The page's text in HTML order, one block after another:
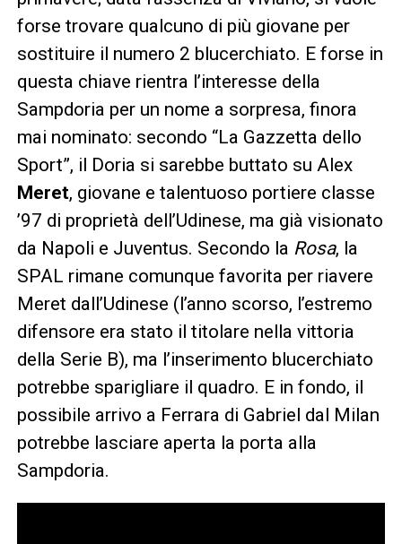
forse trovare qualcuno di più giovane per
sostituire il numero 2 blucerchiato. E forse in
questa chiave rientra l’interesse della
Sampdoria per un nome a sorpresa, finora
mai nominato: secondo “La Gazzetta dello
Sport”, il Doria si sarebbe buttato su Alex
Meret, giovane e talentuoso portiere classe
’97 di proprietà dell’Udinese, ma già visionato
da Napoli e Juventus. Secondo la Rosa, la
SPAL rimane comunque favorita per riavere
Meret dall’Udinese (l’anno scorso, l’estremo
difensore era stato il titolare nella vittoria
della Serie B), ma l’inserimento blucerchiato
potrebbe sparigliare il quadro. E in fondo, il
possibile arrivo a Ferrara di Gabriel dal Milan
potrebbe lasciare aperta la porta alla
Sampdoria.